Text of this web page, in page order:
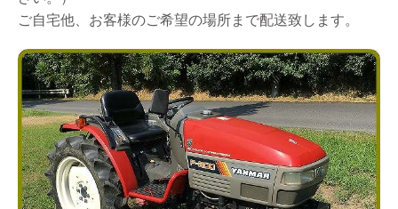
ご自宅他、お客様のご希望の場所まで配送致します。